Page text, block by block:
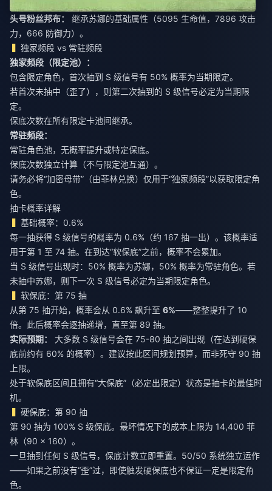
头号粉丝邦布：
继承苏娜的基础属性（5095 生命值，7896 攻击
力，666 防御力）。
独家频段 vs 常驻频段
独家频段（限定池）：
包含限定角色，首次抽到 S 级信号有 50% 概率为当期限定。
若首次未抽中（歪了），则第二次抽到的 S 级信号必定为当期限
定。
保底次数在所有限定卡池间继承。
常驻频段：
常驻角色池，无概率提升或特定保底。
保底次数独立计算（不与限定池互通）。
请务必将“加密母带”（由菲林兑换）仅用于“独家频段”以获取限定角
色。
抽卡概率详解
基础概率：0.6%
每一抽获得 S 级信号的概率为 0.6%（约 167 抽一出）。该概率适
用于第 1 至 74 抽。在到达“软保底”之前，概率不会累加。
当 S 级信号出现时：50% 概率为苏娜，50% 概率为常驻角色。若
未抽中苏娜，则下一次 S 级信号必定为当期限定角色。
软保底：第 75 抽
从第 75 抽开始，概率会从 0.6% 飙升至 6%——整整提升了 10
倍。此后概率会逐抽递增，直至第 89 抽。
实际预期：
大多数 S 级信号会在 75-80 抽之间出现（在达到硬保
底前约有 60% 的概率）。建议按此区间规划预算，而非死守 90 抽
上限。
处于软保底区间且拥有“大保底”（必定出限定）状态是抽卡的最佳时
机。
硬保底：第 90 抽
第 90 抽为 100% S 级保底。最坏情况下的成本上限为 14,400 菲
林（90 × 160）。
一旦抽到任何 S 级信号，保底计数立即重置。50/50 系统独立运作
——如果之前没有“歪”过，即使触发硬保底也不保证一定是限定角
色。